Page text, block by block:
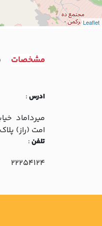
Leaflet
مشخصات
ادرس:
ميرداماد
امت (راز) پلاک 41 همکف
تلفن:
22254124